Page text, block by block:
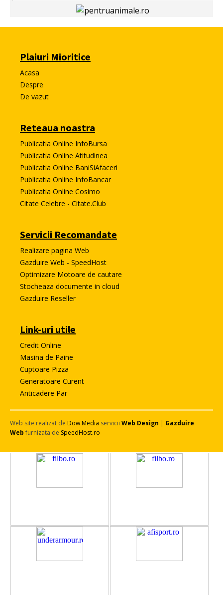
Plaiuri Mioritice
Acasa
Despre
De vazut
Reteaua noastra
Publicatia Online InfoBursa
Publicatia Online Atitudinea
Publicatia Online BaniSiAfaceri
Publicatia Online InfoBancar
Publicatia Online Cosimo
Citate Celebre - Citate.Club
Servicii Recomandate
Realizare pagina Web
Gazduire Web - SpeedHost
Optimizare Motoare de cautare
Stocheaza documente in cloud
Gazduire Reseller
Link-uri utile
Credit Online
Masina de Paine
Cuptoare Pizza
Generatoare Curent
Anticadere Par
Web site realizat de Dow Media servicii Web Design | Gazduire
Webfurnizata de SpeedHost.ro